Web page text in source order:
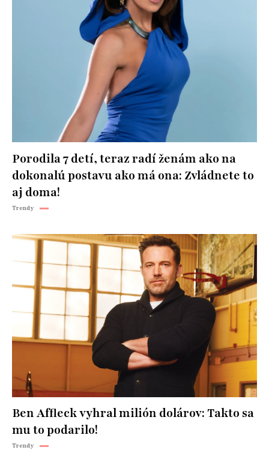
Porodila 7 detí, teraz radí ženám ako na
dokonalú postavu ako má ona: Zvládnete to
aj doma!
Trendy
Ben Affleck vyhral milión dolárov: Takto sa
mu to podarilo!
Trendy